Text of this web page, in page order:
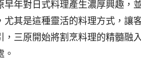
早年對日式料理產生濃厚興趣，
尤其是這種靈活的料理方式，讓
，三原開始將割烹料理的精髓融